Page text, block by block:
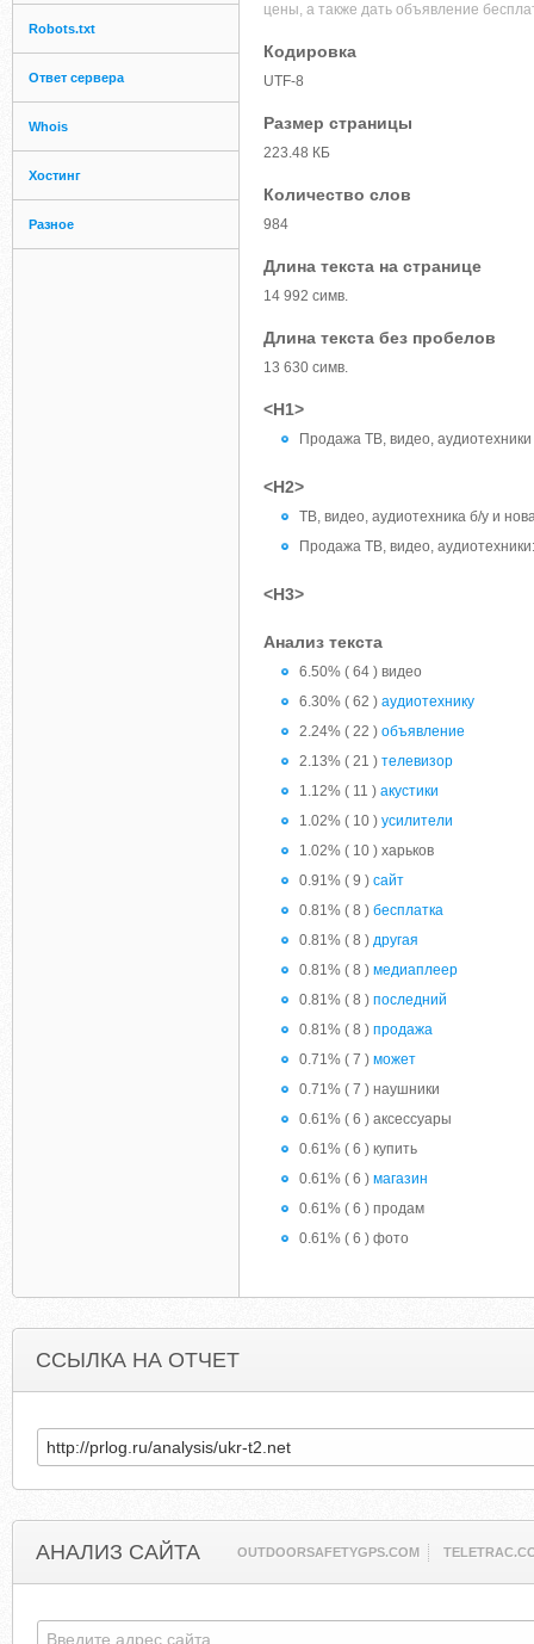
Robots.txt
Ответ сервера
Whois
Хостинг
Разное
цены, а также дать объявление
Кодировка
UTF-8
Размер страницы
223.48 КБ
Количество слов
984
Длина текста на странице
14 992 симв.
Длина текста без пробелов
13 630 симв.
<H1>
Продажа ТВ, видео, аудиотехники
<H2>
ТВ, видео, аудиотехника б/у и
Продажа ТВ, видео,
<H3>
Анализ текста
6.50% ( 64 ) видео
6.30% ( 62 ) аудиотехнику
2.24% ( 22 ) объявление
2.13% ( 21 ) телевизор
1.12% ( 11 ) акустики
1.02% ( 10 ) усилители
1.02% ( 10 ) харьков
0.91% ( 9 ) сайт
0.81% ( 8 ) бесплатка
0.81% ( 8 ) другая
0.81% ( 8 ) медиаплеер
0.81% ( 8 ) последний
0.81% ( 8 ) продажа
0.71% ( 7 ) может
0.71% ( 7 ) наушники
0.61% ( 6 ) аксессуары
0.61% ( 6 ) купить
0.61% ( 6 ) магазин
0.61% ( 6 ) продам
0.61% ( 6 ) фото
ССЫЛКА НА ОТЧЕТ
АНАЛИЗ САЙТА OUTDOORSAFETYGPS.COM